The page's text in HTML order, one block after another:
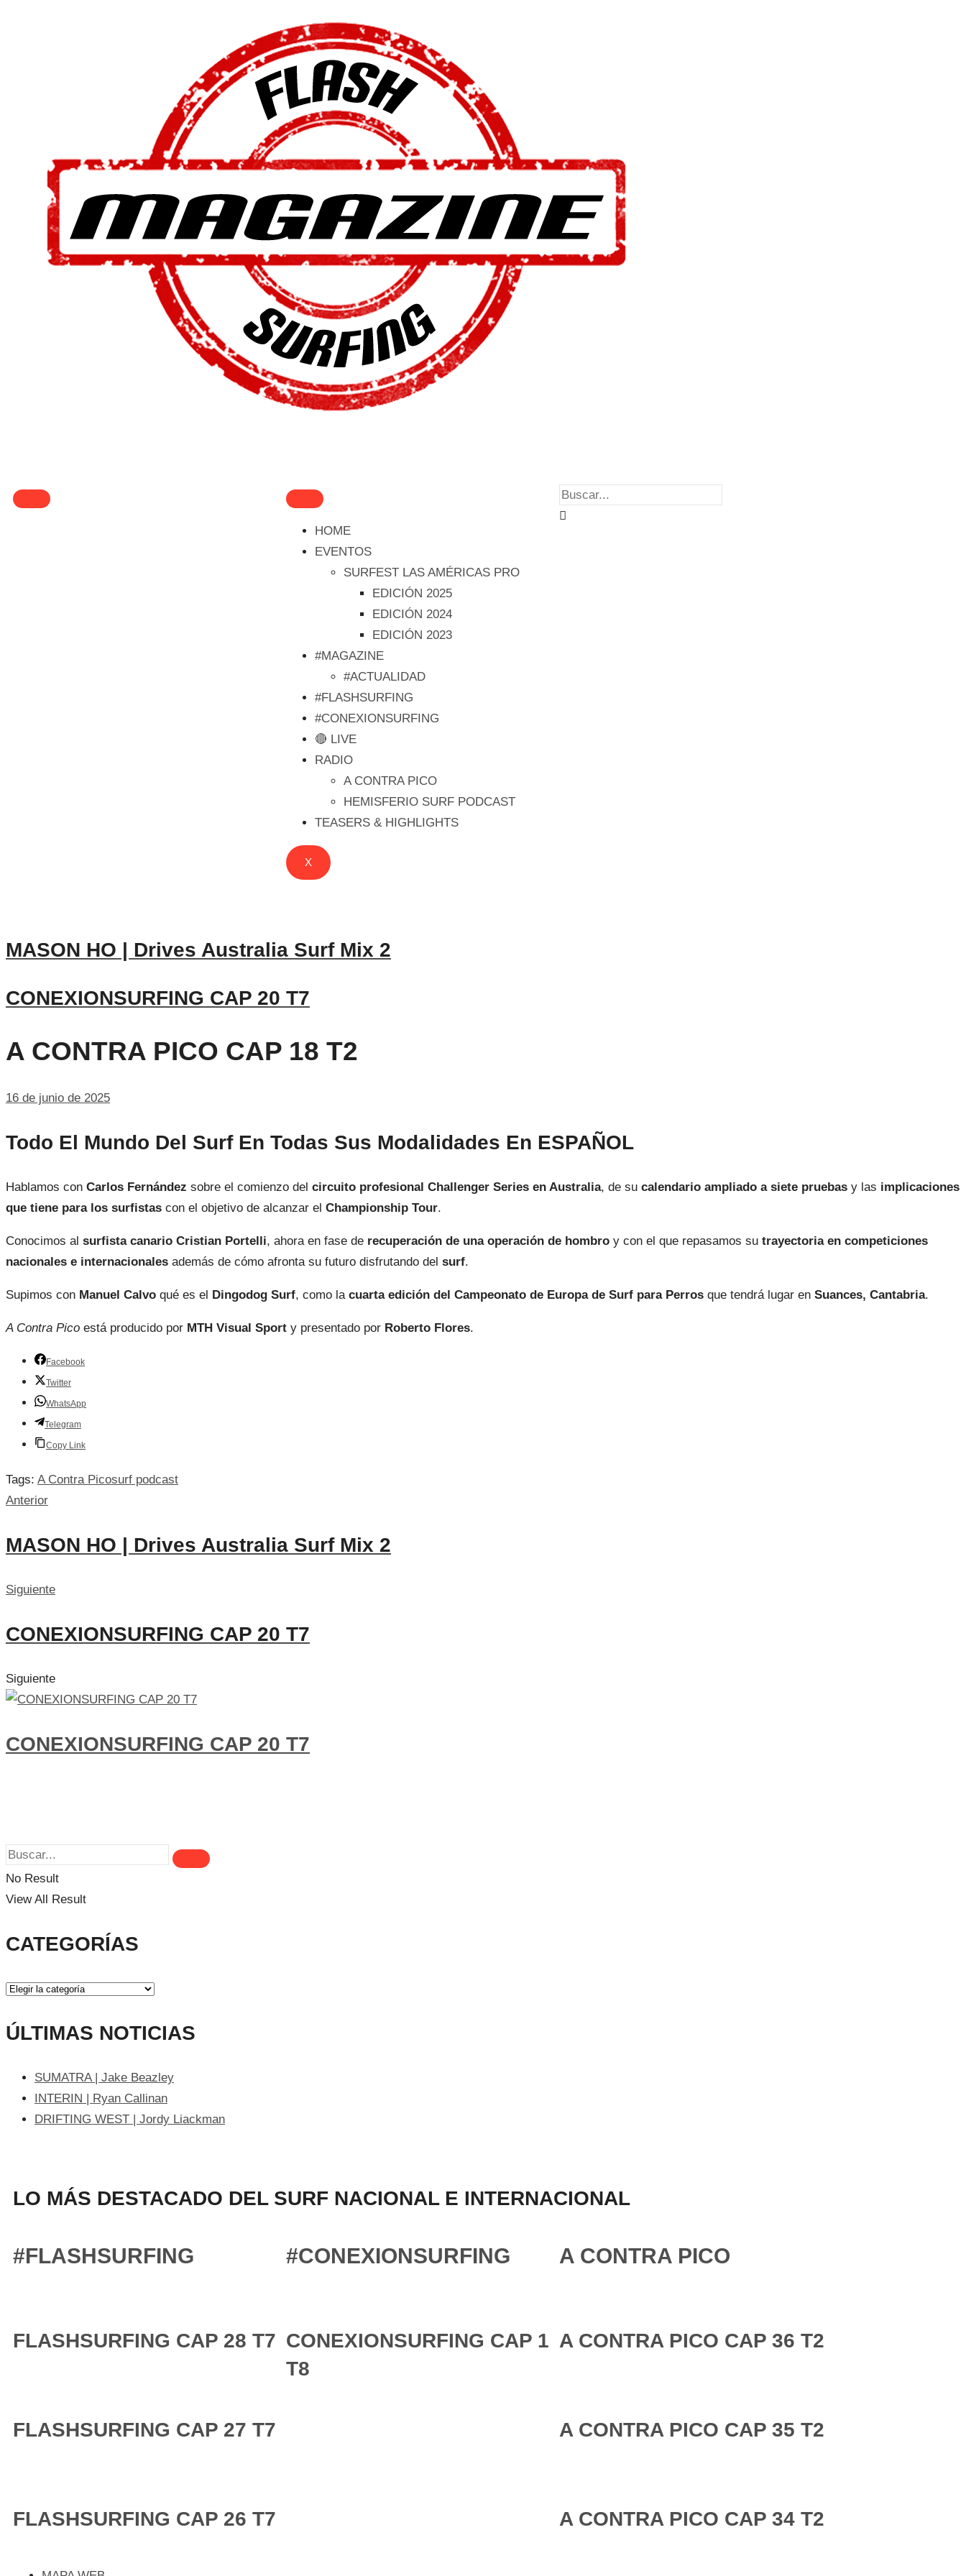
HOME
EVENTOS
SURFEST LAS AMÉRICAS PRO
EDICIÓN 2025
EDICIÓN 2024
EDICIÓN 2023
#MAGAZINE
#ACTUALIDAD
#FLASHSURFING
#CONEXIONSURFING
🔴 LIVE
RADIO
A CONTRA PICO
HEMISFERIO SURF PODCAST
TEASERS & HIGHLIGHTS
X
MASON HO | Drives Australia Surf Mix 2
CONEXIONSURFING CAP 20 T7
A CONTRA PICO CAP 18 T2
16 de junio de 2025
Todo El Mundo Del Surf En Todas Sus Modalidades En ESPAÑOL
Hablamos con Carlos Fernández sobre el comienzo del circuito profesional Challenger Series en Australia, de su calendario ampliado a siete pruebas y las implicaciones
que tiene para los surfistas con el objetivo de alcanzar el Championship Tour.
Conocimos al surfista canario Cristian Portelli, ahora en fase de recuperación de una operación de hombro y con el que repasamos su trayectoria en competiciones
nacionales e internacionales además de cómo afronta su futuro disfrutando del surf.
Supimos con Manuel Calvo qué es el Dingodog Surf, como la cuarta edición del Campeonato de Europa de Surf para Perros que tendrá lugar en Suances, Cantabria.
A Contra Pico está producido por MTH Visual Sport y presentado por Roberto Flores.
Facebook
Twitter
WhatsApp
Telegram
Copy Link
Tags: A Contra Picosurf podcast
Anterior
MASON HO | Drives Australia Surf Mix 2
Siguiente
CONEXIONSURFING CAP 20 T7
Siguiente
CONEXIONSURFING CAP 20 T7
No Result
View All Result
CATEGORÍAS
ÚLTIMAS NOTICIAS
SUMATRA | Jake Beazley
INTERIN | Ryan Callinan
DRIFTING WEST | Jordy Liackman
LO MÁS DESTACADO DEL SURF NACIONAL E INTERNACIONAL
#FLASHSURFING
FLASHSURFING CAP 28 T7
FLASHSURFING CAP 27 T7
FLASHSURFING CAP 26 T7
#CONEXIONSURFING
CONEXIONSURFING CAP 1
T8
A CONTRA PICO
A CONTRA PICO CAP 36 T2
A CONTRA PICO CAP 35 T2
A CONTRA PICO CAP 34 T2